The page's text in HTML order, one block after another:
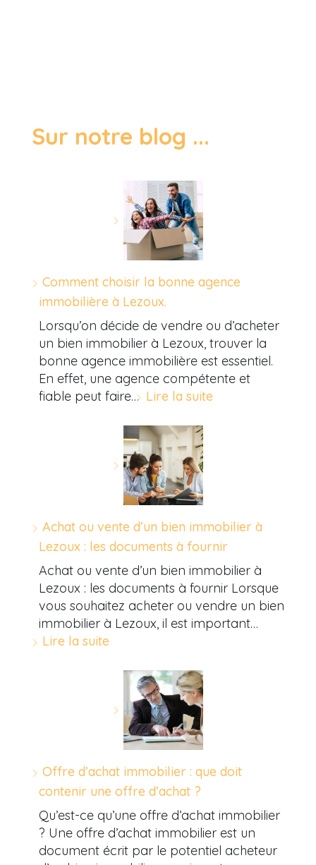
Sur notre blog ...
Comment choisir la bonne agence
immobilière à Lezoux.
Lorsqu’on décide de vendre ou d’acheter
un bien immobilier à Lezoux, trouver la
bonne agence immobilière est essentiel.
En effet, une agence compétente et
fiable peut faire… Lire la suite
Achat ou vente d’un bien immobilier à
Lezoux : les documents à fournir
Achat ou vente d’un bien immobilier à
Lezoux : les documents à fournir Lorsque
vous souhaitez acheter ou vendre un bien
immobilier à Lezoux, il est important…
Lire la suite
Offre d’achat immobilier : que doit
contenir une offre d’achat ?
Qu’est-ce qu’une offre d’achat immobilier
? Une offre d’achat immobilier est un
document écrit par le potentiel acheteur